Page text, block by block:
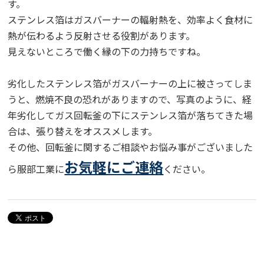
す。
ステンレス箔はガスバーナーの輻射熱を、効率よく食材に
熱が伝わるよう反射させる役割があります。
見えないところで働く縁の下の力持ちですね。
劣化したステンレス箔がガスバーナーの上に被さってしま
うと、燃焼不良の恐れがありますので、写真のように、経
年劣化してガス回転釜の下にステンレス箔が落ちてきた場
合は、張り替えをオススメします。
その他、回転釜に関するご相談やお悩み事がございました
ら服部工業にお気軽にご連絡ください。